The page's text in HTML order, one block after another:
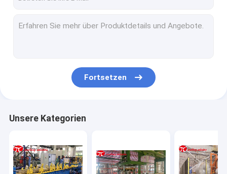
Stahldraht-Verpackungsmaschine
Rohr-Verpackungsmaschine
Reifenverpackungsmaschine
Fortsetzen
Unsere Kategorien